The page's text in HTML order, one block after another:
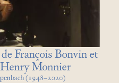
François Bonvin et
Monnier
(1948–2020)